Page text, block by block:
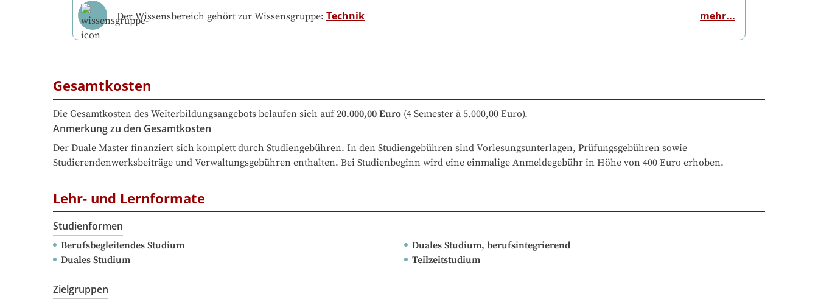
Der Wissensbereich gehört zur Wissensgruppe: Technik mehr...
Gesamtkosten
Die Gesamtkosten des Weiterbildungsangebots belaufen sich auf 20.000,00 Euro (4 Semester à 5.000,00 Euro).
Anmerkung zu den Gesamtkosten
Der Duale Master finanziert sich komplett durch Studiengebühren. In den Studiengebühren sind Vorlesungsunterlagen, Prüfungsgebühren sowie
Studierendenwerksbeiträge und Verwaltungsgebühren enthalten. Bei Studienbeginn wird eine einmalige Anmeldegebühr in Höhe von 400 Euro erhoben.
Lehr- und Lernformate
Studienformen
Berufsbegleitendes Studium
Duales Studium, berufsintegrierend
Duales Studium
Teilzeitstudium
Zielgruppen